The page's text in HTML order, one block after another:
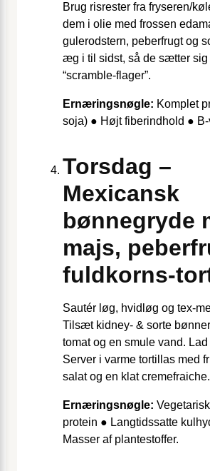
Brug risrester fra fryseren/
dem i olie med frossen
gulerodstern, peberfrugt og
æg i til sidst, så de sætter sig
“scramble-flager”.
Ernæringsnøgle: Komplet
soja) ● Højt fiberindhold ●
Torsdag –
Mexicansk
bønnegryde
majs,
fuldkorns-
Sautér løg, hvidløg og tex-
Tilsæt kidney- & sorte
tomat og en smule vand.
Server i varme tortillas med
salat og en klat cremefraiche.
Ernæringsnøgle:
protein ● Langtidssatte
Masser af plantestoffer.